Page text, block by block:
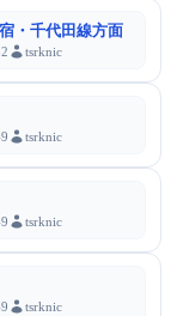
・千代田線方面
tsrknic
tsrknic
tsrknic
tsrknic